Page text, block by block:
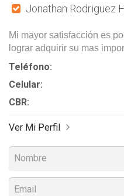
Jonathan Rodriguez
Mi mayor satisfacción es
lograr adquirir su mas
Teléfono:
Celular:
CBR:
Ver Mi Perfil